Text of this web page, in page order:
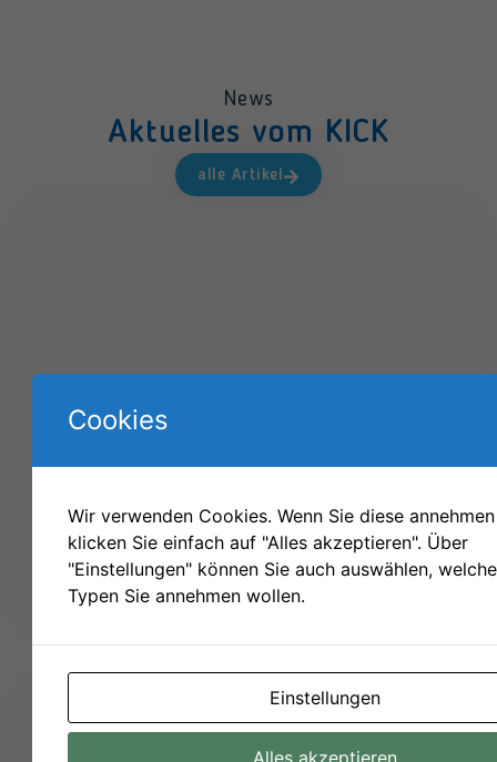
präsentiert: Kinderfest von Tor zur Tor am
20.09.2026 von 11:00 bis 17:00 Uhr!
weiterlesen »
News
Aktuelles vom KICK
alle Artikel
Cookies
Wir verwenden Cookies. Wenn Sie diese
klicken Sie einfach auf "Alles akzeptieren". Über
"Einstellungen" können Sie auch auswählen,
Typen Sie annehmen wollen.
Einstellungen
Alles akzeptieren